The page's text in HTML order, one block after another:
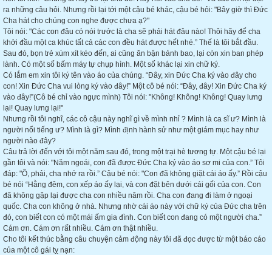
ra những câu hỏi. Nhưng rồi lại tới một cậu bé khác, cậu bé hỏi: "Bây giờ thì Đức
Cha hát cho chúng con nghe được chưa ạ?"
Tôi nói: "Các con đâu có nói trước là cha sẽ phải hát đâu nào! Thôi hãy để cha
khởi đầu một ca khúc tất cả các con đều hát được hết nhé.” Thế là tôi bắt đầu.
Sau đó, bọn trẻ xúm xít kéo đến, ai cũng ăn bận bảnh bao, lại còn xin ban phép
lành. Có một số bấm máy tự chụp hình. Một số khác lại xin chữ ký.
Có lắm em xin tôi ký tên vào áo của chúng. “Đây, xin Đức Cha ký vào đây cho
con! Xin Đức Cha vui lòng ký vào đây!” Một cô bé nói: “Đây, đây! Xin Đức Cha ký
vào đây!”(Cô bé chỉ vào ngực mình) Tôi nói: "Không! Không! Không! Quay lưng
lại! Quay lưng lại!"
Nhưng rồi tôi nghĩ, các cô cậu này nghĩ gì về mình nhỉ ? Mình là ca sĩ ư? Mình là
người nổi tiếng ư? Mình là gì? Mình định hành sử như một giám mục hay như
người nào đây?
Câu trả lời đến với tôi một năm sau đó, trong một trại hè tương tự. Một cậu bé lại
gần tôi và nói: "Năm ngoái, con đã được Đức Cha ký vào áo sơ mi của con.” Tôi
đáp: "Ồ, phải, cha nhớ ra rồi.” Cậu bé nói: "Con đã không giặt cái áo ấy.” Rồi cậu
bé nói “Hằng đêm, con xếp áo ấy lại, và con đặt bên dưới cái gối của con. Con
đã không gặp lại được cha con nhiều năm rồi. Cha con đang đi làm ở ngoại
quốc. Cha con không ở nhà. Nhưng nhờ cái áo này với chữ ký của Đức cha trên
đó, con biết con có một mái ấm gia đình. Con biết con đang có một người cha.”
Cám ơn. Cám ơn rất nhiều. Cám ơn thật nhiều.
Cho tôi kết thúc bằng câu chuyện cảm động này tôi đã đọc được từ một báo cáo
của một cô gái tỵ nạn: